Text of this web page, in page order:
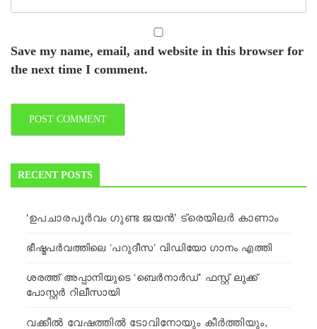
Save my name, email, and website in this browser for
the next time I comment.
RECENT POSTS
‘ഉപചാരപൂർവം ഗുണ്ട ജയന്‍’ ട്രെയിലര്‍ കാണാം
ഭീഷ്മപര്‍വത്തിലെ ‘പറുദീസ’ വിഡിയോ ഗാനം എത്തി
ശരത്ത് അപ്പാനിയുടെ ‘ബെർനാർ‍ഡ്’ ഫസ്റ്റ് ലുക്ക്
പോസ്റ്റർ‍ റിലീസായി
വക്കീല്‍ വേഷത്തില്‍ ടോവിനോയും കീര്‍ത്തിയും,